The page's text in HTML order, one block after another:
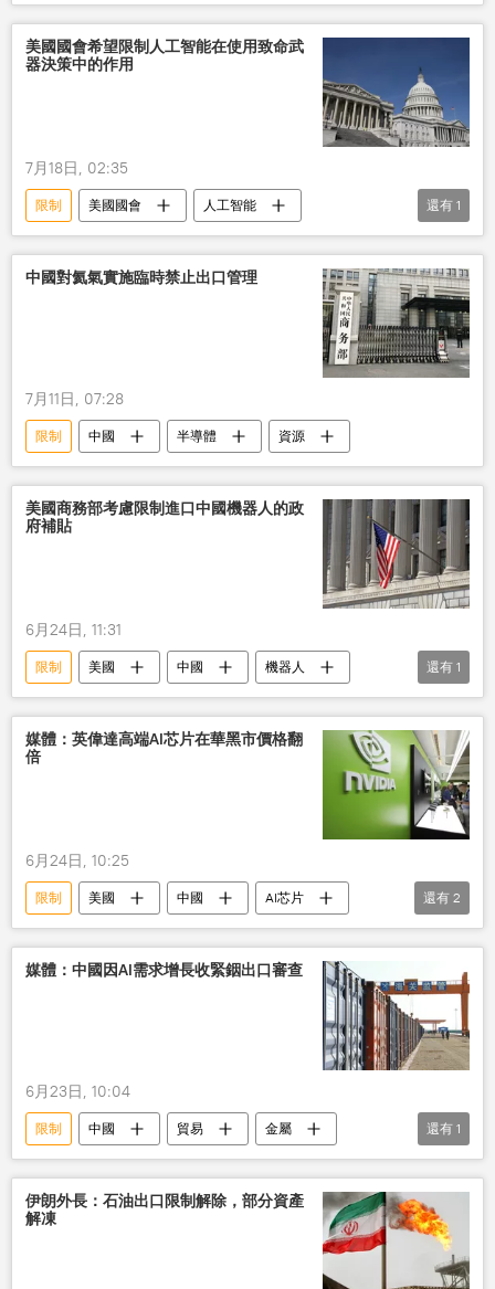
美國國會希望限制人工智能在使用致命武
器決策中的作用
7月18日, 02:35
限制 美國國會
人工智能
致命武器
使用
還有 1
中國對氦氣實施臨時禁止出口管理
7月11日, 07:28
限制 中國 半導體 資源
美國商務部考慮限制進口中國機器人的政
府補貼
6月24日, 11:31
限制 美國 中國
機器人
進口
還有 1
媒體：英偉達高端AI芯片在華黑市價格翻
倍
6月24日, 10:25
限制 美國 中國
AI芯片
價格
市場
還有 2
媒體：中國因AI需求增長收緊銦出口審查
6月23日, 10:04
限制 中國 貿易
金屬
出口
還有 1
伊朗外長：石油出口限制解除，部分資產
解凍